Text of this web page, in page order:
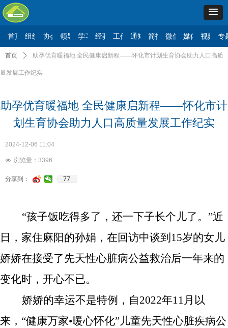
首页 组织机构协会要闻领导讲话学习二十大
经验交流工作动态通知公告简报信息微信公众号
媒体报道视频展专
助孕优育暖福地 全民健康启新程——怀化市计
划生育协会助力人口高质量发展工作纪实
“孩子饭吃得多了，还一下子长个儿了。”近
日，家住麻阳的孙娟，在回访中谈到15岁的女儿
娇娇在接受了先天性心脏病公益救治后一年来的
变化时，开心不已。
娇娇的幸运不是特例， 自2022年11月以
来，“健康万家•暖心怀化”儿童先天性心脏疾病公
首页 ꄲ 助孕优育暖福地 全民健康启新程——怀化市计划生育协会助力人口高质
量发展工作纪实
2024-12-06 11:04
넶 浏览量： 3396
分享到： 77